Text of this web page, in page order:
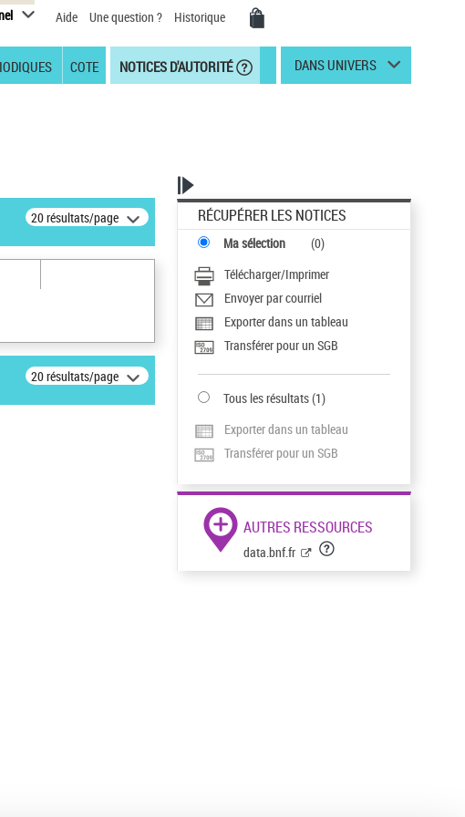
Aide Une question ? Historique
COTE NOTICES D'AUTORITÉ DANS UNIVERS
20 résultats/page
20 résultats/page
RÉCUPÉRER LES NOTICES
Ma sélection (0)
Télécharger/Imprimer
Envoyer par courriel
Exporter dans un tableau
Transférer pour un SGB
Tous les résultats(1)
Exporter dans un tableau
Transférer pour un SGB
AUTRES RESSOURCES
data.bnf.fr